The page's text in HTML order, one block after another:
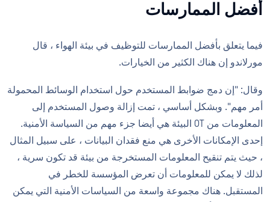
أفضل الممارسات
فيما يتعلق بأفضل الممارسات للتوظيف في بيئة الهواء ، قال
مورلاندو إن هناك الكثير من الخيارات.
وقال: "إن دمج ضوابط المستخدم حول استخدام الوسائط المحمولة
أمر مهم". وبشكل أساسي ، تمت إزالة وصول المستخدم إلى
المعلومات من OT البيئة هي أيضا جزء مهم من السياسة الأمنية.
إحدى الإمكانات الأخرى هي منع فقدان البيانات ، على سبيل المثال
، حيث يتم تنقيح المعلومات المستخرجة من بيئة قد تكون سرية ،
لذلك لا يمكن للمعلومات أن تعرض المؤسسة للخطر في
المستقبل. هناك مجموعة واسعة من السياسات الأمنية التي يمكن